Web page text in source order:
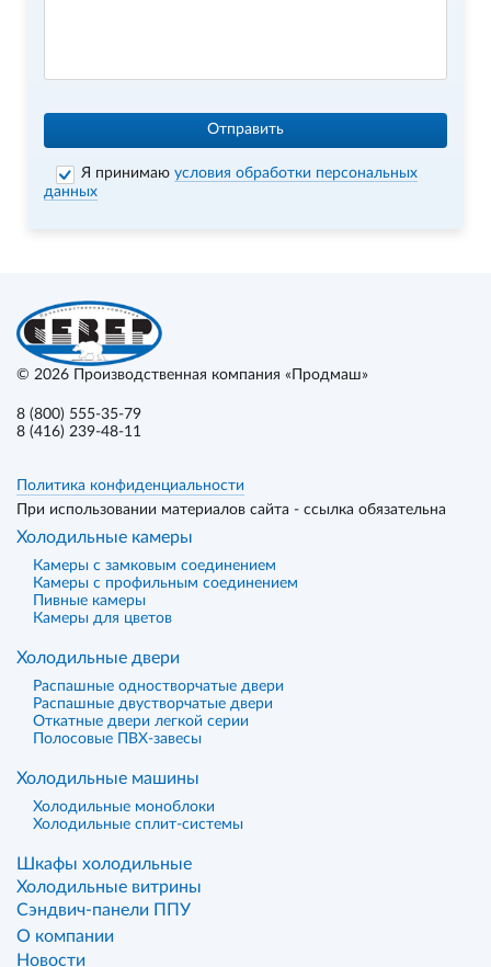
Отправить
Я принимаюусловия обработки персональных
данных
© 2026 Производственная компания «Продмаш»
8 (800) 555-35-79
8 (416) 239-48-11
Политика конфиденциальности
При использовании материалов сайта - ссылка обязательна
Холодильные камеры
Камеры с замковым соединением
Камеры с профильным соединением
Пивные камеры
Камеры для цветов
Холодильные двери
Распашные одностворчатые двери
Распашные двустворчатые двери
Откатные двери легкой серии
Полосовые ПВХ-завесы
Холодильные машины
Холодильные моноблоки
Холодильные сплит-системы
Шкафы холодильные
Холодильные витрины
Сэндвич-панели ППУ
О компании
Новости